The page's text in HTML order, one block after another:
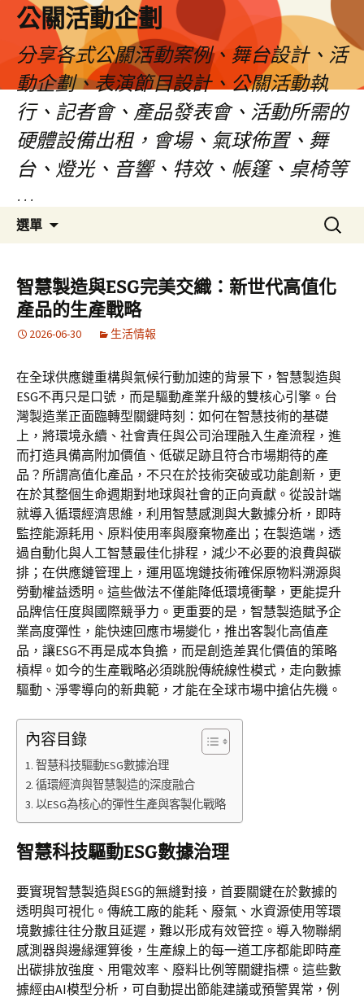
公關活動企劃
分享各式公關活動案例、舞台設計、活
動企劃、表演節目設計、公關活動執
行、記者會、產品發表會、活動所需的
硬體設備出租，會場、氣球佈置、舞
台、燈光、音響、特效、帳篷、桌椅等
…
選單
要
內
容
搜
尋
鍵
字:
智慧製造與ESG完美交織：新世代高值化
產品的生產戰略
2026-06-30 生活情報
在全球供應鏈重構與氣候行動加速的背景下，智慧製造與
ESG不再只是口號，而是驅動產業升級的雙核心引擎。台
灣製造業正面臨轉型關鍵時刻：如何在智慧技術的基礎
上，將環境永續、社會責任與公司治理融入生產流程，進
而打造具備高附加價值、低碳足跡且符合市場期待的產
品？所謂高值化產品，不只在於技術突破或功能創新，更
在於其整個生命週期對地球與社會的正向貢獻。從設計端
就導入循環經濟思維，利用智慧感測與大數據分析，即時
監控能源耗用、原料使用率與廢棄物產出；在製造端，透
過自動化與人工智慧最佳化排程，減少不必要的浪費與碳
排；在供應鏈管理上，運用區塊鏈技術確保原物料溯源與
勞動權益透明。這些做法不僅能降低環境衝擊，更能提升
品牌信任度與國際競爭力。更重要的是，智慧製造賦予企
業高度彈性，能快速回應市場變化，推出客製化高值產
品，讓ESG不再是成本負擔，而是創造差異化價值的策略
槓桿。如今的生產戰略必須跳脫傳統線性模式，走向數據
驅動、淨零導向的新典範，才能在全球市場中搶佔先機。
內容目錄
智慧科技驅動ESG數據治理
循環經濟與智慧製造的深度融合
以ESG為核心的彈性生產與客製化戰略
智慧科技驅動ESG數據治理
要實現智慧製造與ESG的無縫對接，首要關鍵在於數據的
透明與可視化。傳統工廠的能耗、廢氣、水資源使用等環
境數據往往分散且延遲，難以形成有效管控。導入物聯網
感測器與邊緣運算後，生產線上的每一道工序都能即時產
出碳排放強度、用電效率、廢料比例等關鍵指標。這些數
據經由AI模型分析，可自動提出節能建議或預警異常，例